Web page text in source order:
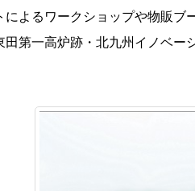
によるワークショップや物販
田第一高炉跡・北九州イノベ